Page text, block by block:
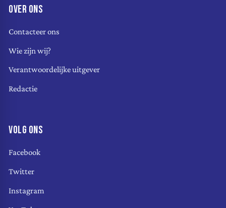
OVER ONS
Contacteer ons
Wie zijn wij?
Verantwoordelijke uitgever
Redactie
VOLG ONS
Facebook
Twitter
Instagram